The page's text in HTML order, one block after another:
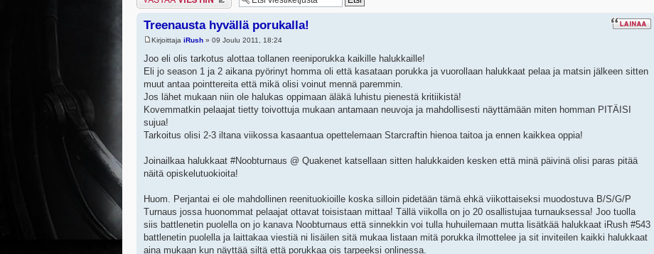
Treenausta hyvällä porukalla!
Kirjoittaja iRush » 09 Joulu 2011, 18:24
Joo eli olis tarkotus alottaa tollanen reeniporukka kaikille halukkaille!
Eli jo season 1 ja 2 aikana pyörinyt homma oli että kasataan porukka ja vuorollaan halukkaat pelaa ja matsin jälkeen sitten
muut antaa pointtereita että mikä olisi voinut mennä paremmin.
Jos lähet mukaan niin ole halukas oppimaan äläkä luhistu pienestä kritiikistä!
Kovemmatkin pelaajat tietty toivottuja mukaan antamaan neuvoja ja mahdollisesti näyttämään miten homman PITÄISI
sujua!
Tarkoitus olisi 2-3 iltana viikossa kasaantua opettelemaan Starcraftin hienoa taitoa ja ennen kaikkea oppia!
Joinailkaa halukkaat #Noobturnaus @ Quakenet katsellaan sitten halukkaiden kesken että minä päivinä olisi paras pitää
näitä opiskelutuokioita!
Huom. Perjantai ei ole mahdollinen reenituokioille koska silloin pidetään tämä ehkä viikottaiseksi muodostuva B/S/G/P
Turnaus jossa huonommat pelaajat ottavat toisistaan mittaa! Tällä viikolla on jo 20 osallistujaa turnauksessa! Joo tuolla
siis battlenetin puolella on jo kanava Noobturnaus että sinnekkin voi tulla huhuilemaan mutta lisätkää halukkaat iRush #543
battlenetin puolella ja laittakaa viestiä ni lisäilen sitä mukaa listaan mitä porukka ilmottelee ja sit inviteilen kaikki halukkaat
aina mukaan kun näyttää siltä että porukkaa ois tarpeeksi onlinessa.